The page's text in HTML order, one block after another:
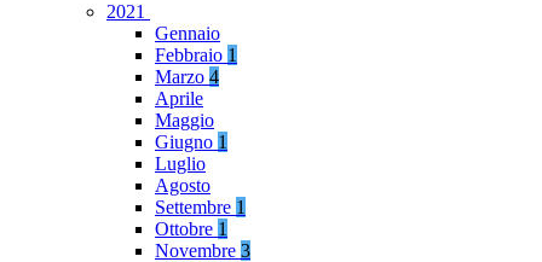
2021
Gennaio
Febbraio 1
Marzo 4
Aprile
Maggio
Giugno 1
Luglio
Agosto
Settembre 1
Ottobre 1
Novembre 3